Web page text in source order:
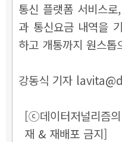
통신 플랫폼 서비스
과 통신요금 내역을
하고 개통까지 원스톱
강동식 기자
[ⓒ데이터저널리즘
재 & 재배포 금지]